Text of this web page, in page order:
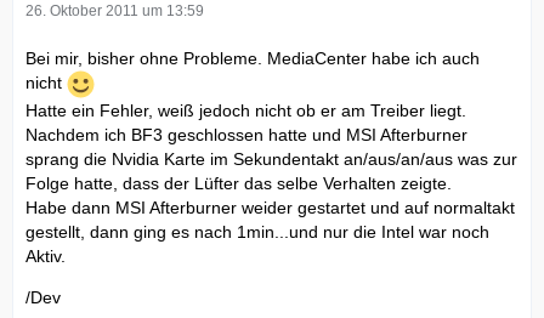
26. Oktober 2011 um 13:59
Bei mir, bisher ohne Probleme. MediaCenter habe ich auch
nicht
Hatte ein Fehler, weiß jedoch nicht ob er am Treiber liegt.
Nachdem ich BF3 geschlossen hatte und MSI Afterburner
sprang die Nvidia Karte im Sekundentakt an/aus/an/aus was zur
Folge hatte, dass der Lüfter das selbe Verhalten zeigte.
Habe dann MSI Afterburner weider gestartet und auf normaltakt
gestellt, dann ging es nach 1min...und nur die Intel war noch
Aktiv.
/Dev